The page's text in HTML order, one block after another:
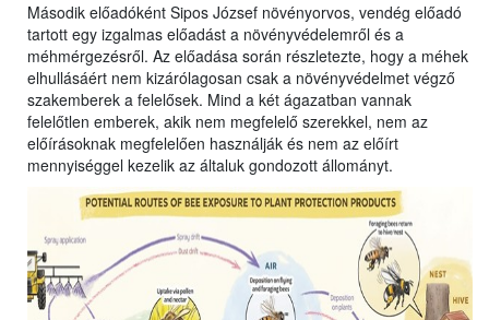
Második előadóként Sipos József növényorvos, vendég előadó
tartott egy izgalmas előadást a növényvédelemről és a
méhmérgezésről. Az előadása során részletezte, hogy a méhek
elhullásáért nem kizárólagosan csak a növényvédelmet végző
szakemberek a felelősek. Mind a két ágazatban vannak
felelőtlen emberek, akik nem megfelelő szerekkel, nem az
előírásoknak megfelelően használják és nem az előírt
mennyiséggel kezelik az általuk gondozott állományt.